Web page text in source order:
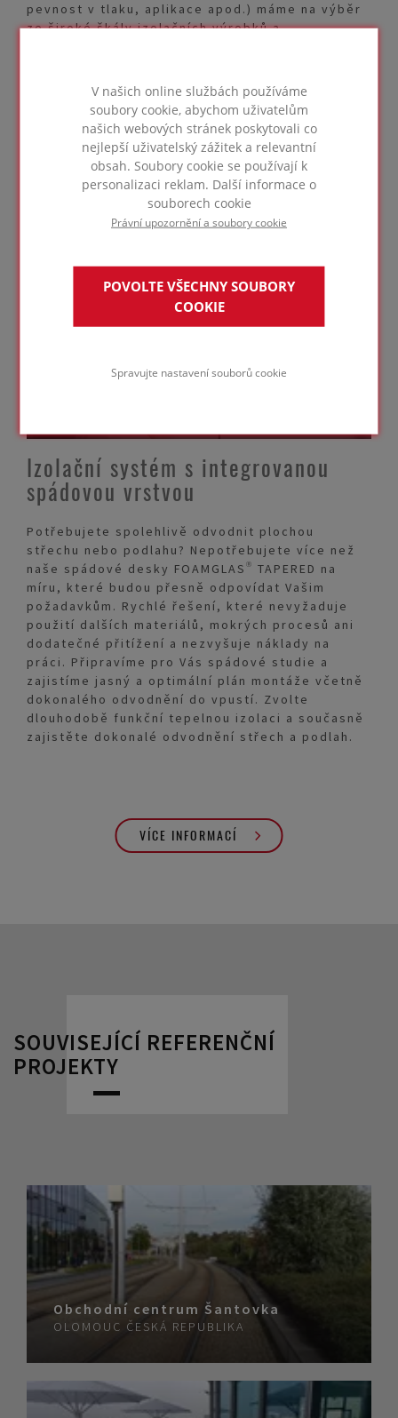
V našich online službách používáme
soubory cookie, abychom uživatelům
našich webových stránek poskytovali co
nejlepší uživatelský zážitek a relevantní
obsah. Soubory cookie se používají k
personalizaci reklam. Další informace o
souborech cookie
Právní upozornění a soubory cookie
POVOLTE VŠECHNY SOUBORY
COOKIE
Spravujte nastavení souborů cookie
pevnost v tlaku, aplikace apod.) máme na výběr
ze široké škály izolačních výrobků a
DALŠÍ INFORMACE
radu technika
KONTAKTUJTE
Izolační systém s integrovanou
spádovou vrstvou
Potřebujete spolehlivě odvodnit plochou
střechu nebo podlahu? Nepotřebujete více než
naše spádové desky FOAMGLAS® TAPERED na
míru, které budou přesně odpovídat Vašim
požadavkům. Rychlé řešení, které nevyžaduje
použití dalších materiálů, mokrých procesů ani
dodatečné přitížení a nezvyšuje náklady na
práci. Připravíme pro Vás spádové studie a
zajistíme jasný a optimální plán montáže včetně
dokonalého odvodnění do vpustí. Zvolte
dlouhodobě funkční tepelnou izolaci a současně
zajistěte dokonalé odvodnění střech a podlah.
VÍCE INFORMACÍ
SOUVISEJÍCÍ REFERENČNÍ
PROJEKTY
Obchodní centrum Šantovka
OLOMOUC ČESKÁ REPUBLIKA